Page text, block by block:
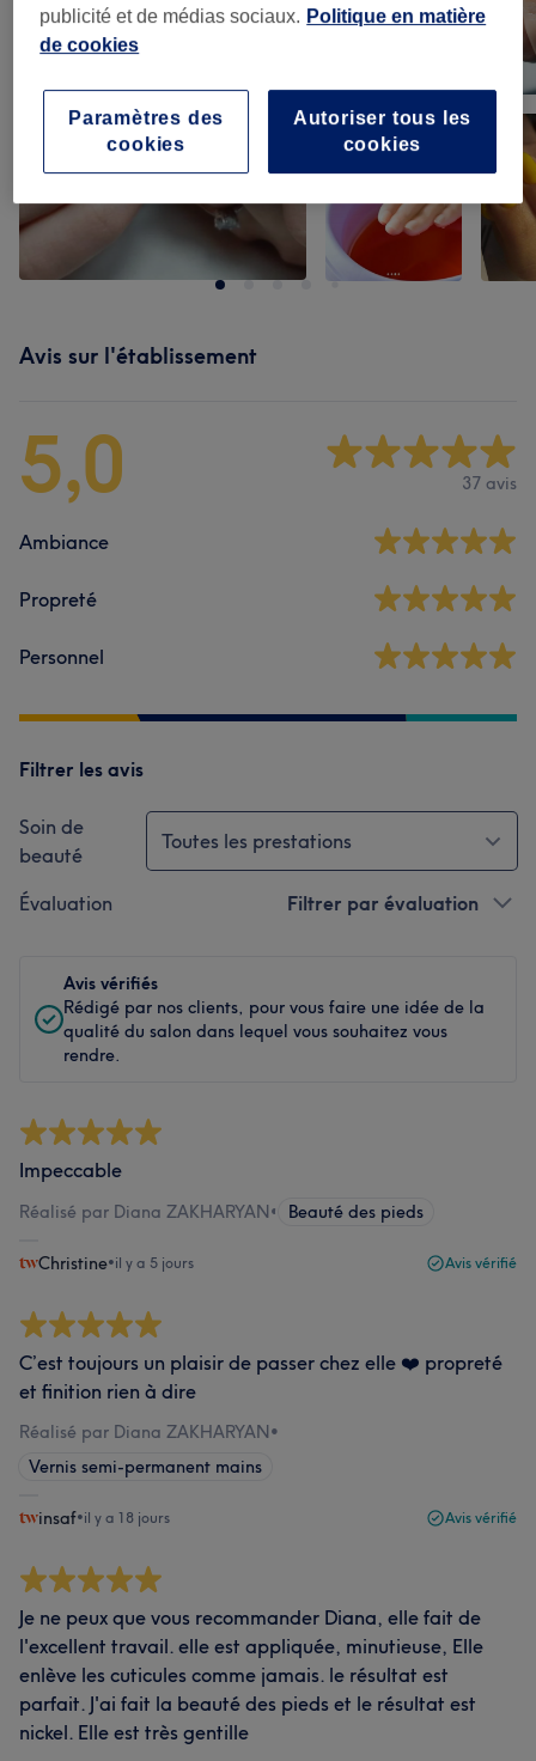
Avis sur l'établissement
5,0 37 avis
Ambiance
Propreté
Personnel
Filtrer les avis
Soin de
beauté
Toutes les prestations
Évaluation Filtrer par évaluation
Avis vérifiés
Rédigé par nos clients, pour vous faire une idée de la
qualité du salon dans lequel vous souhaitez vous
rendre.
Impeccable
Réalisé par Diana ZAKHARYAN• Beauté des pieds
Christine•il y a 5 jours Avis vérifié
C’est toujours un plaisir de passer chez elle ❤️ propreté
et finition rien à dire
Réalisé par Diana ZAKHARYAN•
Vernis semi-permanent mains
insaf•il y a 18 jours Avis vérifié
Je ne peux que vous recommander Diana, elle fait de
l'excellent travail. elle est appliquée, minutieuse, Elle
enlève les cuticules comme jamais. le résultat est
parfait. J'ai fait la beauté des pieds et le résultat est
nickel. Elle est très gentille
publicité et de médias sociaux. Politique en matière
de cookies
Autoriser tous les
cookies
Paramètres des
cookies